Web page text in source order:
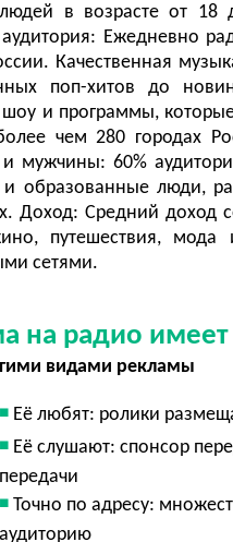
в возрасте от 18
Ежедневно
Качественная
поп-хитов до
шоу и программы,
чем 280 городах
мужчины: 60%
образованные люди,
Доход: Средний доход
путешествия, мода
сетями.
на радио
видами рекламы
Её любят: ролики
Её слушают: спонсор
передачи
Точно по адресу:
аудиторию